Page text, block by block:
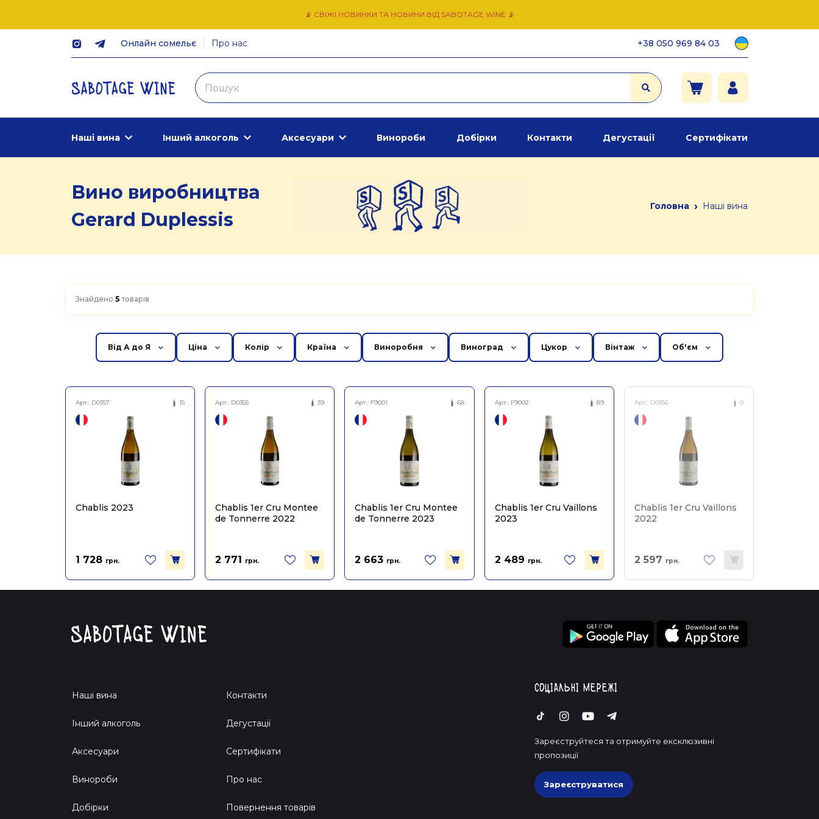
📡 СВІЖІ НОВИНКИ ТА НОВИНИ ВІД SABOTAGE WINE 📡
Онлайн сомельє Про нас +38 050 969 84 03
Наші вина Інший алкоголь Аксесуари Винороби Добірки Контакти Дегустації Сертифікати
Вино виробництва
Gerard Duplessis
Головна › Наші вина
Знайдено 5 товарів
Арт.: D0357 15
Chablis 2023
1 728 грн.
Арт.: D0355 39
Chablis 1er Cru Montee
de Tonnerre 2022
2 771 грн.
Арт.: F9001 68
Chablis 1er Cru Montee
de Tonnerre 2023
2 663 грн.
Арт.: F9002 89
Chablis 1er Cru Vaillons
2023
2 489 грн.
Арт.: D0356 0
Chablis 1er Cru Vaillons
2022
2 597 грн.
Від А до Я Ціна Колір Країна Виноробня Виноград Цукор Вінтаж Об'єм
Наші вина
Інший алкоголь
Аксесуари
Винороби
Добірки
Контакти
Дегустації
Сертифікати
Про нас
Повернення товарів
Соціальні мережі
Зареєструйтеся та отримуйте ексклюзивні
пропозиції
Зареєструватися